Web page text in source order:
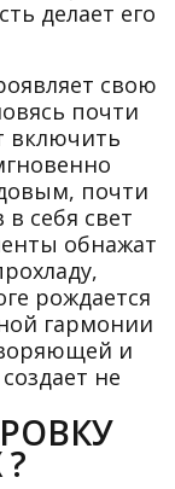
делает его
свою
почти
включить
почти
себя свет
обнажат
рождается
гармонии
и
не